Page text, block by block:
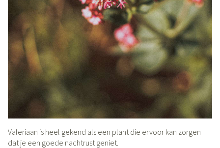
Valeriaan is heel gekend als een plant die ervoor kan zorgen
dat je een goede nachtrust geniet.